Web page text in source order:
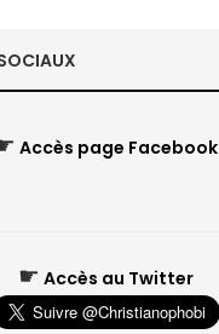
Accès page Facebook
☛ Accès au Twitter